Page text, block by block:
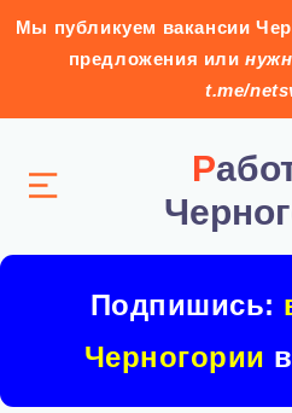
Мы публикуем вакансии
предложения или
t.me/
Работа в
Подпишись:
Черногории